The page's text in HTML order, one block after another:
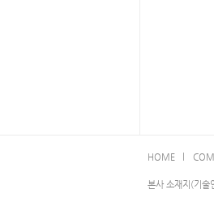
HOME l
본사 소재지(기